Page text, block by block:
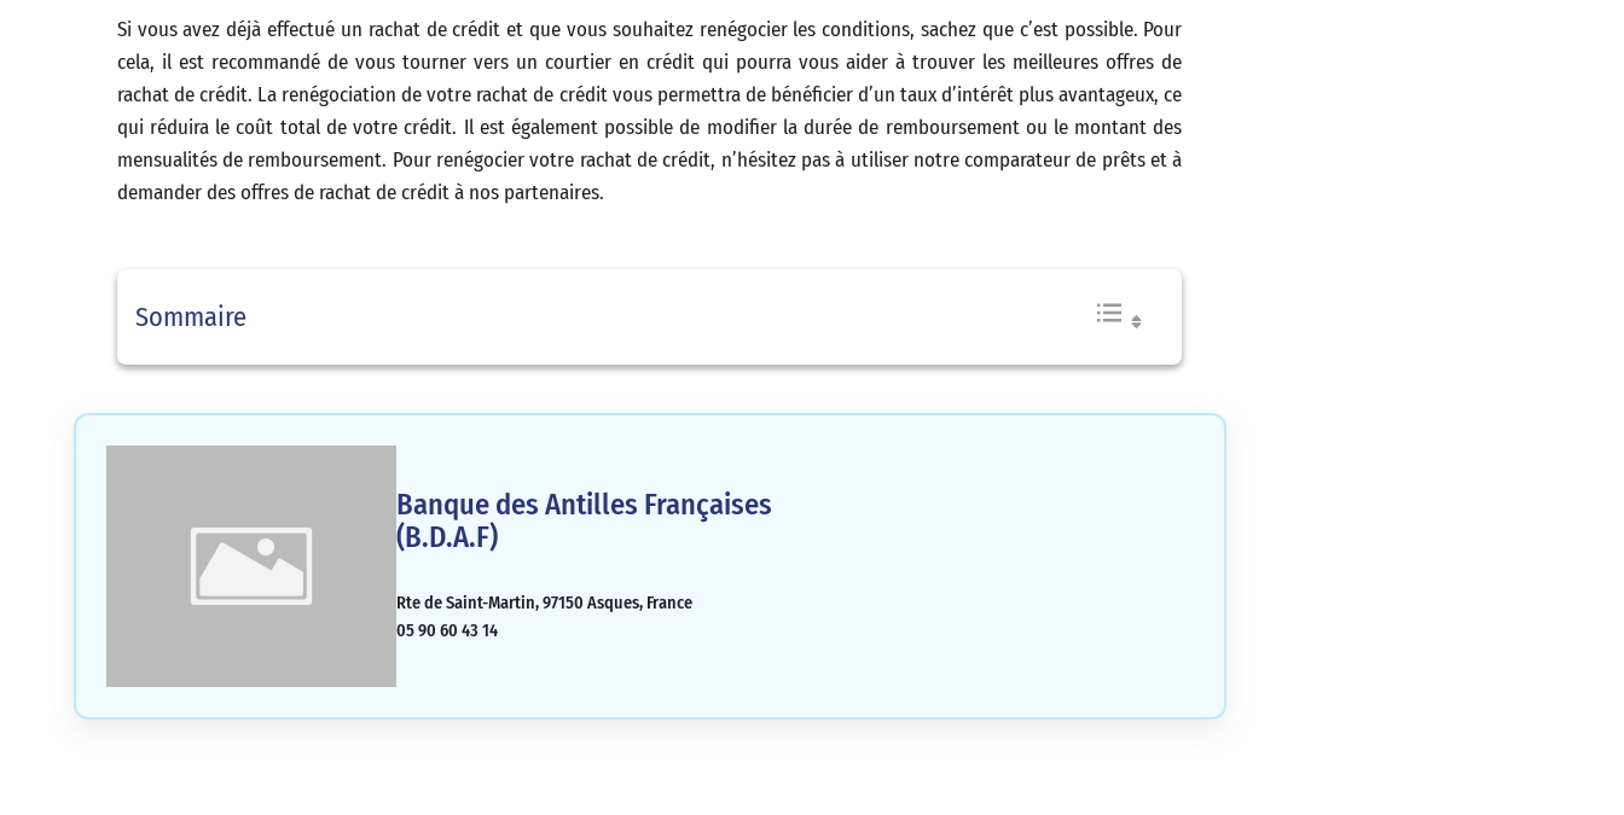
Si vous avez déjà effectué un rachat de crédit et que vous souhaitez renégocier les conditions, sachez que c’est possible. Pour
cela, il est recommandé de vous tourner vers un courtier en crédit qui pourra vous aider à trouver les meilleures offres de
rachat de crédit. La renégociation de votre rachat de crédit vous permettra de bénéficier d’un taux d’intérêt plus avantageux, ce
qui réduira le coût total de votre crédit. Il est également possible de modifier la durée de remboursement ou le montant des
mensualités de remboursement. Pour renégocier votre rachat de crédit, n’hésitez pas à utiliser notre comparateur de prêts et à
demander des offres de rachat de crédit à nos partenaires.
Sommaire
Banque des Antilles Françaises
(B.D.A.F)
Rte de Saint-Martin, 97150 Asques, France
05 90 60 43 14